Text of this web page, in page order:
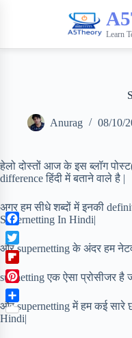
Learn
Anurag 08/10/
हेलो दोस्तों आज के इस ब्लॉग
difference हिंदी में बताने वाले है |
अगर हम सीधे शब्दों में इनकी
Supernetting In Hindi|
और supernetting के अंदर हम
subnetting एक ऐसा प्रोसीजर है
और supernetting में हम कई सारे
Hindi|
F
a
c
e
b
o
o
T
w
i
t
t
e
F
l
p
b
P
i
n
S
h